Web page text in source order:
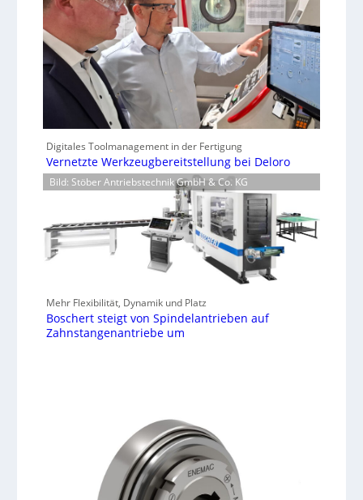
Digitales Toolmanagement in der Fertigung
Vernetzte Werkzeugbereitstellung bei Deloro
Bild: Stöber Antriebstechnik GmbH & Co. KG
Mehr Flexibilität, Dynamik und Platz
Boschert steigt von Spindelantrieben auf
Zahnstangenantriebe um